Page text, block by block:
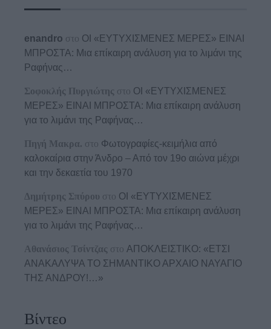
enandro στο ΟΙ «ΕΥΤΥΧΙΣΜΕΝΕΣ ΜΕΡΕΣ» ΕΙΝΑΙ
ΜΠΡΟΣΤΑ: Μια επίκαιρη ανάλυση για το λιμάνι της
Ραφήνας…
Σοφοκλής Πυργιώτης στο ΟΙ «ΕΥΤΥΧΙΣΜΕΝΕΣ
ΜΕΡΕΣ» ΕΙΝΑΙ ΜΠΡΟΣΤΑ: Μια επίκαιρη ανάλυση
για το λιμάνι της Ραφήνας…
Πηγή Μακρα. στο Φωτογραφίες-κειμήλια από
καλοκαίρια στην Άνδρο – Από τον 19ο αιώνα μέχρι
και την δεκαετία του 1970
Δημήτρης Σπύρου στο ΟΙ «ΕΥΤΥΧΙΣΜΕΝΕΣ
ΜΕΡΕΣ» ΕΙΝΑΙ ΜΠΡΟΣΤΑ: Μια επίκαιρη ανάλυση
για το λιμάνι της Ραφήνας…
Αθανάσιος Τσίντζας στο ΑΠΟΚΛΕΙΣΤΙΚΟ: «ΕΤΣΙ
ΑΝΑΚΑΛΥΨΑ ΤΟ ΣΗΜΑΝΤΙΚΟ ΑΡΧΑΙΟ ΝΑΥΑΓΙΟ
ΤΗΣ ΑΝΔΡΟΥ!…»
Βίντεο